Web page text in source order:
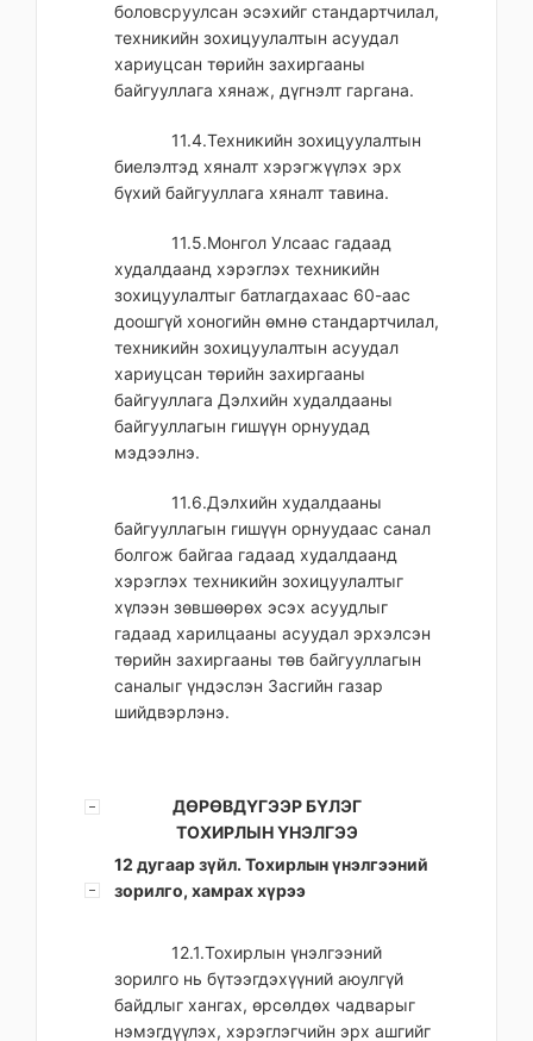
боловсруулсан эсэхийг стандартчилал,
техникийн зохицуулалтын асуудал
хариуцсан төрийн захиргааны
байгууллага хянаж, дүгнэлт гаргана.
11.4.Техникийн зохицуулалтын
биелэлтэд хяналт хэрэгжүүлэх эрх
бүхий байгууллага хяналт тавина.
11.5.Монгол Улсаас гадаад
худалдаанд хэрэглэх техникийн
зохицуулалтыг батлагдахаас 60-аас
доошгүй хоногийн өмнө стандартчилал,
техникийн зохицуулалтын асуудал
хариуцсан төрийн захиргааны
байгууллага Дэлхийн худалдааны
байгууллагын гишүүн орнуудад
мэдээлнэ.
11.6.Дэлхийн худалдааны
байгууллагын гишүүн орнуудаас санал
болгож байгаа гадаад худалдаанд
хэрэглэх техникийн зохицуулалтыг
хүлээн зөвшөөрөх эсэх асуудлыг
гадаад харилцааны асуудал эрхэлсэн
төрийн захиргааны төв байгууллагын
саналыг үндэслэн Засгийн газар
шийдвэрлэнэ.
ДӨРӨВДҮГЭЭР БҮЛЭГ
ТОХИРЛЫН ҮНЭЛГЭЭ
12 дугаар зүйл. Тохирлын үнэлгээний
зорилго, хамрах хүрээ
12.1.Тохирлын үнэлгээний
зорилго нь бүтээгдэхүүний аюулгүй
байдлыг хангах, өрсөлдөх чадварыг
нэмэгдүүлэх, хэрэглэгчийн эрх ашгийг